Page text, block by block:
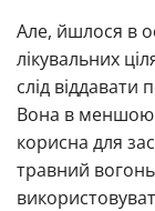
Але, йшлося в
лікувальних
слід віддавати
Вона в меншою
корисна для
травний